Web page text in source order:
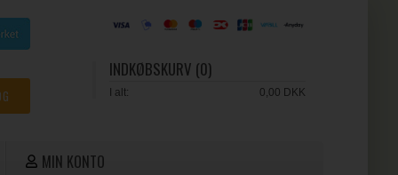
INDKØBSKURV (0)
I alt: 0,00 DKK
MIN KONTO